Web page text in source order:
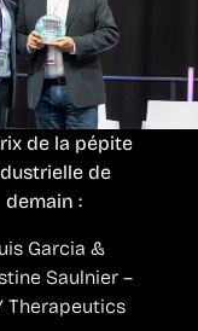
de la pépite
de
demain :
Garcia &
Saulnier –
Therapeutics